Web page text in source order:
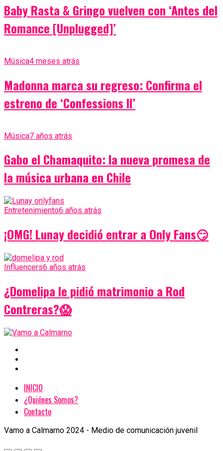
Baby Rasta & Gringo vuelven con ‘Antes del
Romance [Unplugged]’
Música4 meses atrás
Madonna marca su regreso: Confirma el
estreno de ‘Confessions II’
Música7 años atrás
Gabo el Chamaquito: la nueva promesa de
la música urbana en Chile
Entretenimiento6 años atrás
¡OMG! Lunay decidió entrar a Only Fans😏
Influencers6 años atrás
¿Domelipa le pidió matrimonio a Rod
Contreras?😱
INICIO
¿Quiénes Somos?
Contacto
Vamo a Calmarno 2024 - Medio de comunicación juvenil